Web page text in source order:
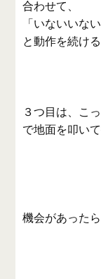
合わせて、
「いないいな
と動作を続け
３つ目は、こ
で地面を叩い
機会があった